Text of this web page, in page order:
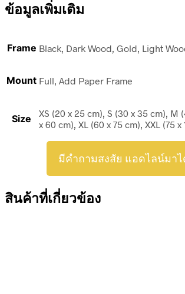
ข้อมูลเพิ่มเติม
Frame Black, Dark Wood, Gold, Light
Mount Full, Add Paper Frame
Size
XS (20 x 25 cm), S (30 x 35 cm), M
x 60 cm), XL (60 x 75 cm), XXL (75 x
มีคำถามสงสัย แอดไลน์มาไ
สินค้าที่เกี่ยวข้อง